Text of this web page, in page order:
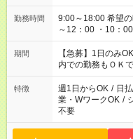
勤務時間
9:00～18:00 希望の時間帯を選べます！ ＜シフト例＞ ・8：30
～12：00 ・10：
22：00 ・22：00
期間
【急募】1日のみ
内での勤務もＯＫ
特徴 週1日からOK / 日
業・WワークOK /
不要